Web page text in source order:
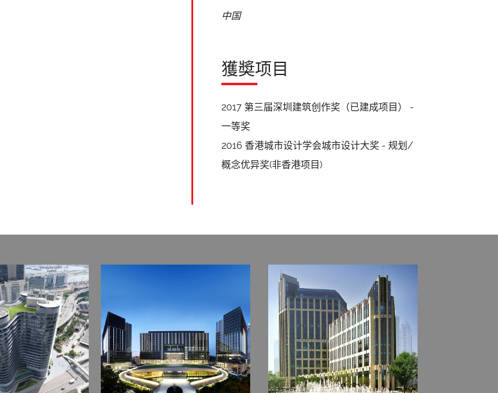
中国
獲奬项目
2017 第三届深圳建筑创作奖（已建成项目） -
一等奖
2016 香港城市设计学会城市设计大奖 - 规划/
概念优异奖(非香港项目)